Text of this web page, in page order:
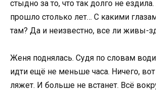
стыдно за то, что так долго не
прошло столько лет… С какими
там? Да и неизвестно, все ли живы-
Женя поднялась. Судя по словам
идти ещё не меньше часа. Ничего,
ляжет. И больше не встанет. Всё